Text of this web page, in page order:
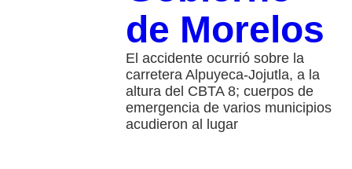
de Morelos
El accidente ocurrió sobre la
carretera Alpuyeca-Jojutla, a la
altura del CBTA 8; cuerpos de
emergencia de varios municipios
acudieron al lugar